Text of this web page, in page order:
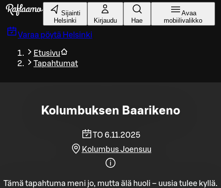
Siirry pääsisältöön
Sijainti
Helsinki
Kirjaudu Hae
Avaa
mobiilivalikko
Varaa pöytä Helsinki
Etusivu
Tapahtumat
Kolumbuksen Baarikeno
TO 6.11.2025
Kolumbus Joensuu
Tämä tapahtuma meni jo, mutta älä huoli – uusia tulee kyllä.